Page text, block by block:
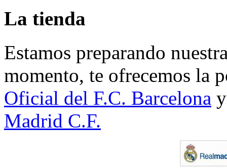
La tienda
Estamos preparando
momento, te ofrecemos la
Oficial del F.C. Barcelona
Madrid C.F.